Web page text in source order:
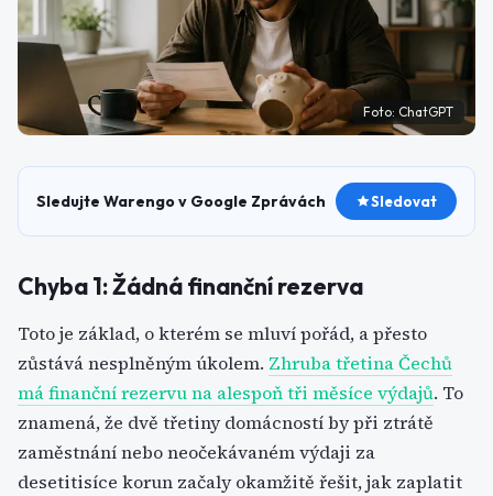
Foto: ChatGPT
Sledujte Warengo v Google Zprávách Sledovat
Chyba 1: Žádná finanční rezerva
Toto je základ, o kterém se mluví pořád, a přesto
zůstává nesplněným úkolem. Zhruba třetina Čechů
má finanční rezervu na alespoň tři měsíce výdajů. To
znamená, že dvě třetiny domácností by při ztrátě
zaměstnání nebo neočekávaném výdaji za
desetitisíce korun začaly okamžitě řešit, jak zaplatit